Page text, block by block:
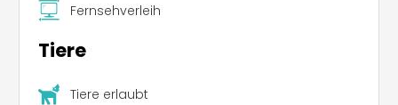
Fernsehverleih
Tiere
Tiere erlaubt